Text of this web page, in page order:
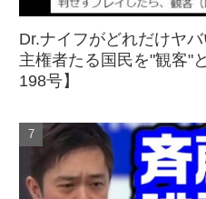
Dr.ナイフがどれだけヤバ
主権者たる国民を"観客"
198号】